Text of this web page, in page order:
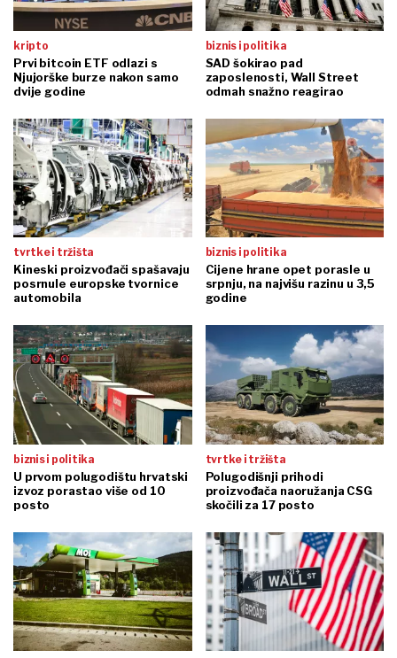
kripto
Prvi bitcoin ETF odlazi s
Njujorške burze nakon samo
dvije godine
biznis i politika
SAD šokirao pad
zaposlenosti, Wall Street
odmah snažno reagirao
tvrtke i tržišta
Kineski proizvođači spašavaju
posrnule europske tvornice
automobila
biznis i politika
Cijene hrane opet porasle u
srpnju, na najvišu razinu u 3,5
godine
biznis i politika
U prvom polugodištu hrvatski
izvoz porastao više od 10
posto
tvrtke i tržišta
Polugodišnji prihodi
proizvođača naoružanja CSG
skočili za 17 posto